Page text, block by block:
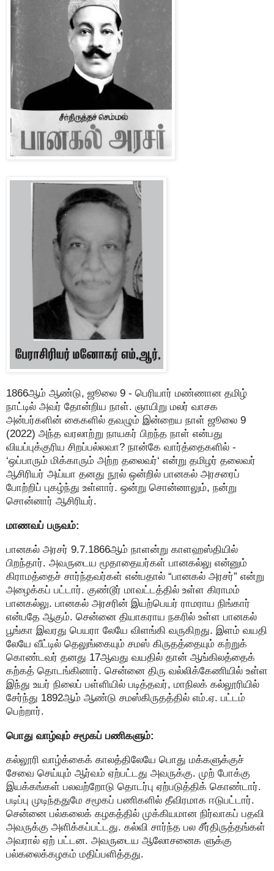
1866ஆம் ஆண்டு, ஜூலை 9 - பெரியார் மண்ணான தமிழ்
நாட்டில் அவர் தோன்றிய நாள். ஞாயிறு மலர் வாசக
அன்பர்களின் கைகளில் தவழும் இன்றைய நாள் ஜூலை 9
(2022) அந்த வரலாற்று நாயகர் பிறந்த நாள் என்பது
வியப்புக்குரிய சிறப்பல்லவா? நான்கே வார்த்தைகளில் -
‘ஒப்பாரும் மிக்காரும் அற்ற தலைவர்‘ என்று தமிழர் தலைவர்
ஆசிரியர் அய்யா தனது நூல் ஒன்றில் பானகல் அரசரைப்
போற்றிப் புகழ்ந்து உள்ளார். ஒன்று சொன்னாலும், நன்று
சொன்னார் ஆசிரியர்.
மாணவப் பருவம்:
பானகல் அரசர் 9.7.1866ஆம் நாளன்று காளஹஸ்தியில்
பிறந்தார். அவருடைய மூதாதையர்கள் பானகல்லு என்னும்
கிராமத்தைச் சார்ந்தவர்கள் என்பதால் “பானகல் அரசர்” என்று
அழைக்கப் பட்டார். குண்டூர் மாவட்டத்தில் உள்ள கிராமம்
பானகல்லு. பானகல் அரசரின் இயற்பெயர் ராமராய நிங்கார்
என்பதே ஆகும். சென்னை தியாகராய நகரில் உள்ள பானகல்
பூங்கா இவரது பெயரா லேயே விளங்கி வருகிறது. இளம் வயதி
லேயே வீட்டில் தெலுங்கையும் சமஸ் கிருதத்தையும் கற்றுக்
கொண்டவர் தனது 17ஆவது வயதில் தான் ஆங்கிலத்தைக்
கற்கத் தொடங்கினார். சென்னை திரு வல்லிக்கேணியில் உள்ள
இந்து உயர் நிலைப் பள்ளியில் படித்தவர், மாநிலக் கல்லூரியில்
சேர்ந்து 1892ஆம் ஆண்டு சமஸ்கிருதத்தில் எம்.ஏ. பட்டம்
பெற்றார்.
பொது வாழ்வும் சமூகப் பணிகளும்:
கல்லூரி வாழ்க்கைக் காலத்திலேயே பொது மக்களுக்குச்
சேவை செய்யும் ஆர்வம் ஏற்பட்டது அவருக்கு. முற் போக்கு
இயக்கங்கள் பலவற்றோடு தொடர்பு ஏற்படுத்திக் கொண்டார்.
படிப்பு முடிந்ததுமே சமூகப் பணிகளில் தீவிரமாக ஈடுபட்டார்.
சென்னை பல்கலைக் கழகத்தில் முக்கியமான நிர்வாகப் பதவி
அவருக்கு அளிக்கப்பட்டது. கல்வி சார்ந்த பல சீர்திருத்தங்கள்
அவரால் ஏற் பட்டன. அவருடைய ஆலோசனைக ளுக்கு
பல்கலைக்கழகம் மதிப்பளித்தது.